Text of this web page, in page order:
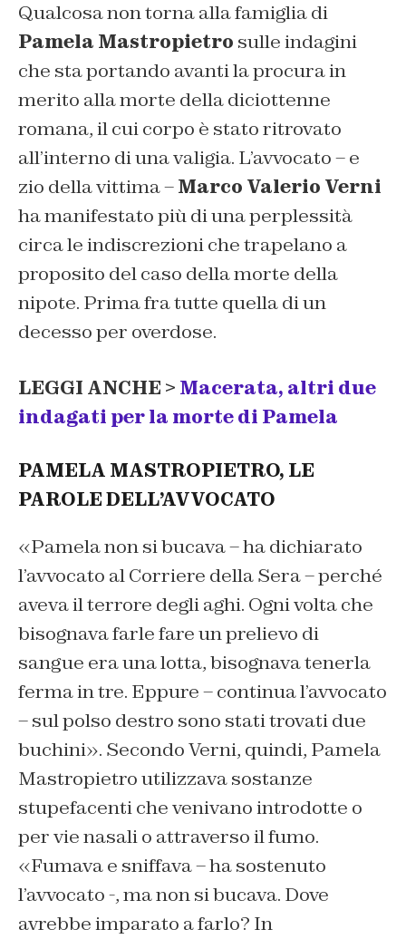
Qualcosa non torna alla famiglia di
Pamela Mastropietro sulle indagini
che sta portando avanti la procura in
merito alla morte della diciottenne
romana, il cui corpo è stato ritrovato
all’interno di una valigia. L’avvocato – e
zio della vittima –Marco Valerio Verni
ha manifestato più di una perplessità
circa le indiscrezioni che trapelano a
proposito del caso della morte della
nipote. Prima fra tutte quella di un
decesso per overdose.
LEGGI ANCHE > Macerata, altri due
indagati per la morte di Pamela
PAMELA MASTROPIETRO, LE
PAROLE DELL’AVVOCATO
«Pamela non si bucava – ha dichiarato
l’avvocato alCorriere della Sera– perché
aveva il terrore degli aghi. Ogni volta che
bisognava farle fare un prelievo di
sangue era una lotta, bisognava tenerla
ferma in tre. Eppure – continua l’avvocato
– sul polso destro sono stati trovati due
buchini». Secondo Verni, quindi, Pamela
Mastropietro utilizzava sostanze
stupefacenti che venivano introdotte o
per vie nasali o attraverso il fumo.
«Fumava e sniffava – ha sostenuto
l’avvocato -, ma non si bucava. Dove
avrebbe imparato a farlo? In